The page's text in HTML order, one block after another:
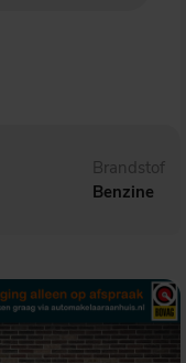
Brandstof
Benzine